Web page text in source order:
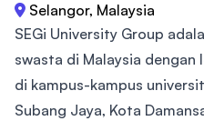
Selangor, Malaysia
SEGi University Group
swasta di Malaysia dengan
di kampus-kampus
Subang Jaya, Kota